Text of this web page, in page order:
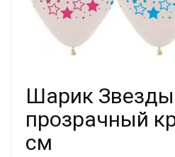
Шарик Звезды
прозрачный
см